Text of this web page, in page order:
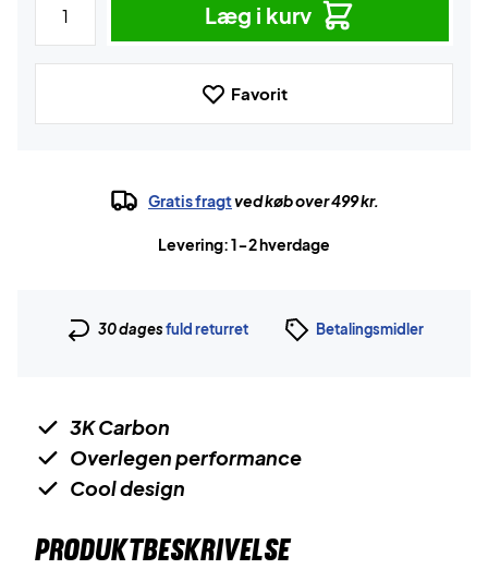
Læg i kurv
Favorit
Gratis fragtved køb over 499 kr.
Levering: 1-2 hverdage
30 dagesfuld returret Betalingsmidler
3K Carbon
Overlegen performance
Cool design
PRODUKTBESKRIVELSE